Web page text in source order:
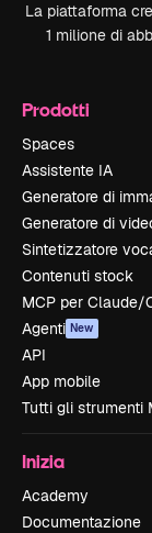
La piattaforma
1 milione di
Prodotti
Spaces
Assistente IA
Generatore di
Generatore di
Sintetizzatore
Contenuti stock
MCP per Claude/
Agenti New
API
App mobile
Tutti gli strumenti
Inizia
Academy
Documentazione